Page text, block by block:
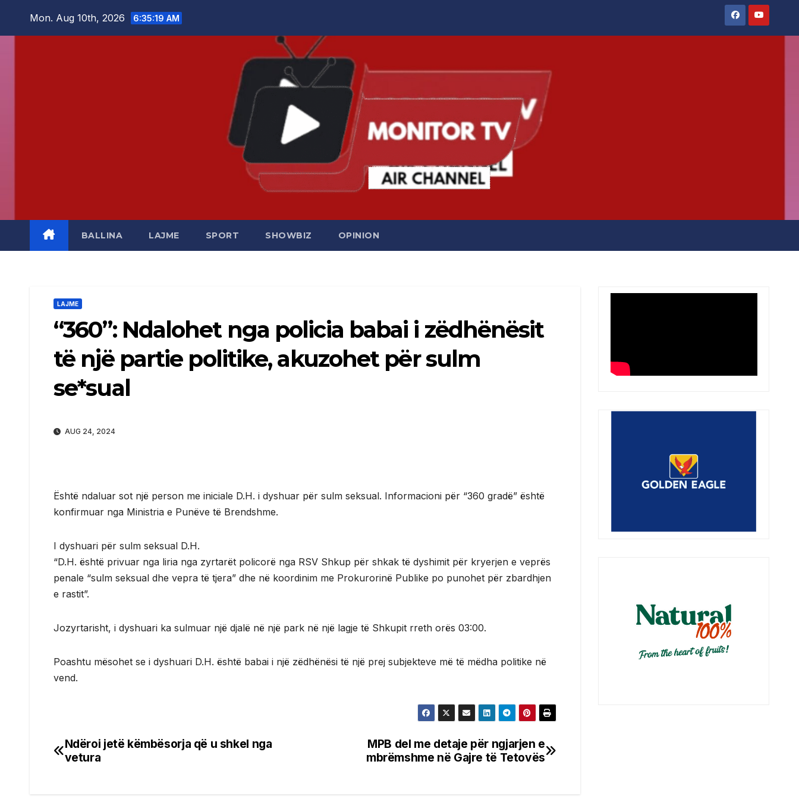
Mon. Aug 10th, 2026 6:35:20 AM
BALLINA LAJME SPORT SHOWBIZ OPINION
LAJME
“360”: Ndalohet nga policia babai i zëdhënësit
të një partie politike, akuzohet për sulm
se*sual
AUG 24, 2024
Është ndaluar sot një person me iniciale D.H. i dyshuar për sulm seksual. Informacioni për “360 gradë” është
konfirmuar nga Ministria e Punëve të Brendshme.
I dyshuari për sulm seksual D.H.
“D.H. është privuar nga liria nga zyrtarët policorë nga RSV Shkup për shkak të dyshimit për kryerjen e veprës
penale “sulm seksual dhe vepra të tjera” dhe në koordinim me Prokurorinë Publike po punohet për zbardhjen
e rastit”.
Jozyrtarisht, i dyshuari ka sulmuar një djalë në një park në një lagje të Shkupit rreth orës 03:00.
Poashtu mësohet se i dyshuari D.H. është babai i një zëdhënësi të një prej subjekteve më të mëdha politike në
vend.
Post
MPB del me detaje për ngjarjen e
mbrëmshme në Gajre të Tetovës
Ndëroi jetë këmbësorja që u shkel nga
vetura